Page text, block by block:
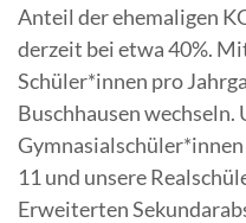
Anteil der ehemaligen
derzeit bei etwa 40%.
Schüler*innen pro
Buschhausen wechseln.
11 und unsere
Erweiterten